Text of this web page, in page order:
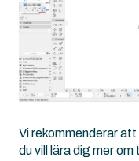
Vi rekommenderar
du vill lära dig mer